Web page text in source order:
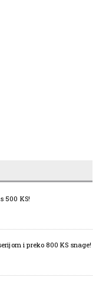
500 KS!
i preko 800 KS snage!